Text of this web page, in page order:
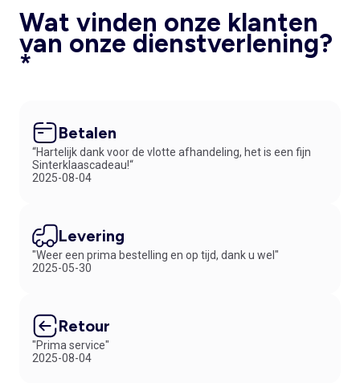
Wat vinden onze klanten
van onze dienstverlening?
*
Betalen
“Hartelijk dank voor de vlotte afhandeling, het is een fijn
Sinterklaascadeau!“
2025-08-04
Levering
"Weer een prima bestelling en op tijd, dank u wel"
2025-05-30
Retour
"Prima service"
2025-08-04